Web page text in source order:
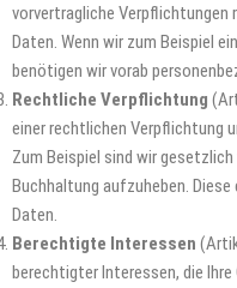
vorvertragliche Verpflichtungen
Daten. Wenn wir zum Beispiel
benötigen wir vorab
Rechtliche Verpflichtung
einer rechtlichen Verpflichtung
Zum Beispiel sind wir
Buchhaltung aufzuheben.
Daten.
Berechtigte Interessen
berechtigter Interessen, die